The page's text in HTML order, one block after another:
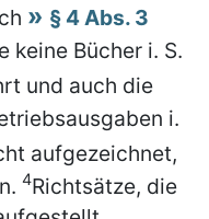
§ 4 Abs. 3
keine Bücher i. S.
und auch die
i.
aufgezeichnet,
4Richtsätze, die